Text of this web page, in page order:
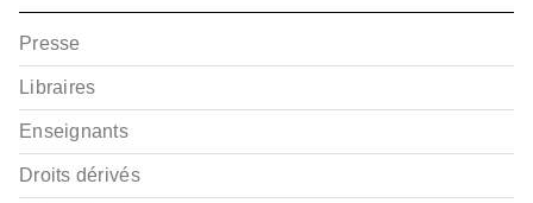
Presse
Libraires
Enseignants
Droits dérivés